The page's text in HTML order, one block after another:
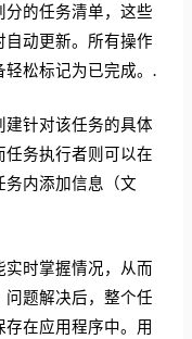
的任务清单，这些
动更新。所有操作
松标记为已完成。.
针对该任务的具体
务执行者则可以在
务内添加信息（文
时掌握情况，从而
题解决后，整个任
在应用程序中。用